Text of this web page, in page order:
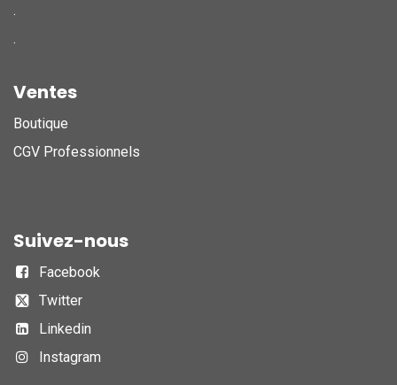
.
.
Ventes
Boutique
CGV Professionnels
Suivez-nous
Facebook
Twitter
Linkedin
Instagram